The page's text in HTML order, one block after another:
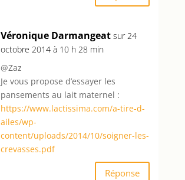
Véronique Darmangeat sur 24
octobre 2014 à 10 h 28 min
@Zaz
Je vous propose d’essayer les
pansements au lait maternel :
https://www.lactissima.com/a-tire-d-
ailes/wp-
content/uploads/2014/10/soigner-les-
crevasses.pdf
Réponse